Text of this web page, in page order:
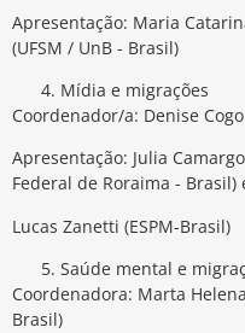
Apresentação: Maria
(UFSM / UnB - Brasil)
Mídia e migrações
Coordenador/a: Denise
Apresentação: Julia
Federal de Roraima - Brasil)
Lucas Zanetti (ESPM-Brasil)
Saúde mental e
Coordenadora: Marta
Brasil)